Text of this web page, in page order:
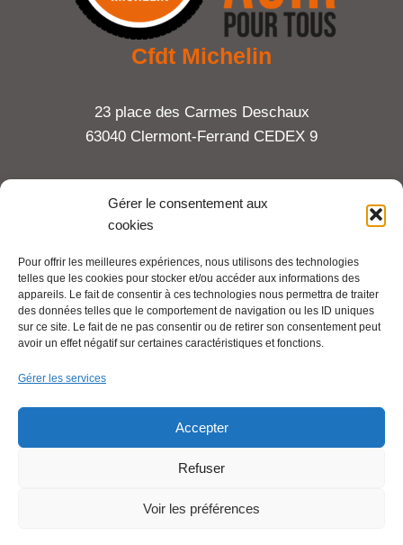
Gérer le consentement aux
cookies
Pour offrir les meilleures expériences, nous utilisons des technologies
telles que les cookies pour stocker et/ou accéder aux informations des
appareils. Le fait de consentir à ces technologies nous permettra de traiter
des données telles que le comportement de navigation ou les ID uniques
sur ce site. Le fait de ne pas consentir ou de retirer son consentement peut
avoir un effet négatif sur certaines caractéristiques et fonctions.
Gérer les services
Accepter
Refuser
Voir les préférences
Cfdt Michelin
23 place des Carmes Deschaux
63040 Clermont-Ferrand CEDEX 9
Tel : 06 65 27 23 81
Mentions légales
Pour aller plus loin :
Se syndiquer en ligne
Nous contacter
Liens utiles